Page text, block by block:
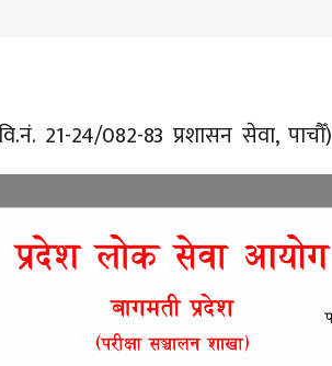
21-24/082-83 प्रशासन सेवा, पाचौँ)